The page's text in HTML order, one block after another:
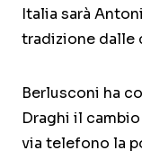
Italia sarà
tradizione dalle
Berlusconi ha
Draghi il
via telefono la